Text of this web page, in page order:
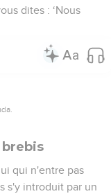
dites : ‘Nous
brebis
qui n'entre pas
s'y introduit par un